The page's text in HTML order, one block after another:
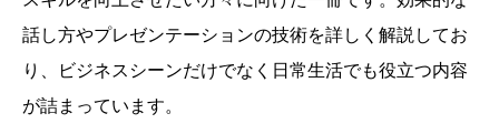
話し方やプレゼンテーションの技術を詳しく解説してお
り、ビジネスシーンだけでなく日常生活でも役立つ内容
が詰まっています。